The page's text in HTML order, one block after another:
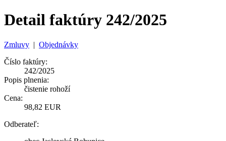
Detail faktúry 242/2025
Zmluvy | Objednávky
Číslo faktúry:
242/2025
Popis plnenia:
čistenie rohoží
Cena:
98,82 EUR
Odberateľ: